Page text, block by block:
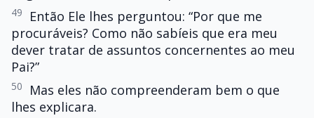
49
Então Ele lhes perguntou: “Por que me
procuráveis? Como não sabíeis que era meu
dever tratar de assuntos concernentes ao meu
Pai?”
50
Mas eles não compreenderam bem o que
lhes explicara.